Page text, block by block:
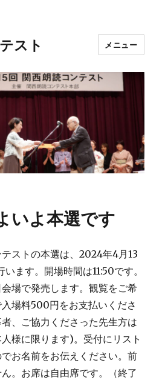
スト メニュー
いよ本選です
ストの本選は、2024年4月13
ます。開場時間は11:50です。
場で発売します。観覧をご希
場料500円をお支払いくださ
、ご協力くださった先生方は
様に限ります)。受付にリスト
お名前をお伝えください。前
。お席は自由席です。（終了